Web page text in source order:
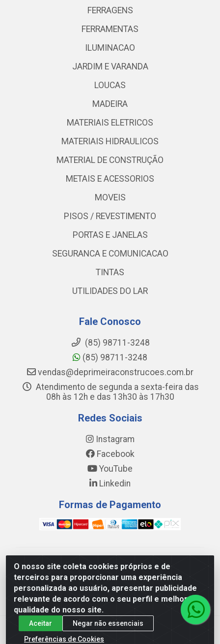
O nosso site coleta cookies próprios e de
terceiros para proporcionar uma experiência
personalizada ao usuário, apresentar publicidade
relevante de acordo com o seu perfil e melhorar a
qualidade do nosso site.
Aceitar
Negar não essenciais
Preferências de Cookies
FERRAGENS
FERRAMENTAS
ILUMINACAO
JARDIM E VARANDA
LOUCAS
MADEIRA
MATERIAIS ELETRICOS
MATERIAIS HIDRAULICOS
MATERIAL DE CONSTRUÇÃO
METAIS E ACESSORIOS
MOVEIS
PISOS / REVESTIMENTO
PORTAS E JANELAS
SEGURANCA E COMUNICACAO
TINTAS
UTILIDADES DO LAR
Fale Conosco
(85) 98711-3248
(85) 98711-3248
vendas@deprimeiraconstrucoes.com.br
Atendimento de segunda a sexta-feira das
08h às 12h e das 13h30 às 17h30
Redes Sociais
Instagram
Facebook
YouTube
Linkedin
Formas de Pagamento
WING DISTRIBUIDORA COMÉRCIO E LOGÍSTICA DE
MATERIAL DE CONSTRUÇÕES LTDA - AV. DA
INTEGRAÇÃO, 790 - PATRÍCIA GOMES, CAUCAIA/CE -
CEP 61.604-505 - CNPJ 17.523.384/0001-20